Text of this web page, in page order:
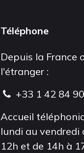
Téléphone
Depuis la France
l'étranger :
+33 1 42 84
Accueil
lundi au vendredi
12h et de 14h à